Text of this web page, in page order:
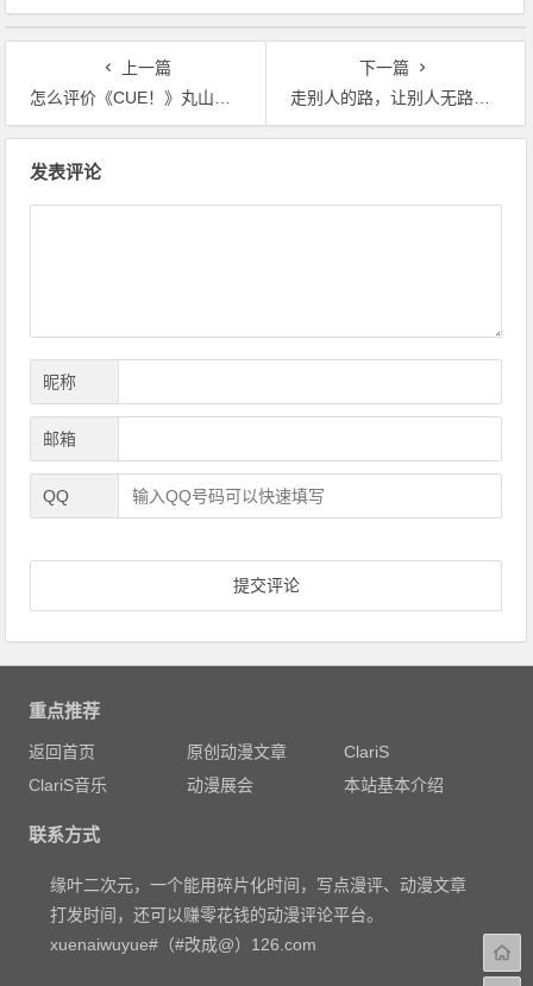
上一篇
怎么评价《CUE！》丸山利恵：暗中观察的中二病恶魔
下一篇
走别人的路，让别人无路可走，这部新番的矛盾点就是最大的看点
发表评论
昵称
邮箱
QQ
重点推荐
返回首页 原创动漫文章
ClariS
ClariS音乐
动漫展会 本站基本介绍
联系方式
缘叶二次元，一个能用碎片化时间，写点漫评、动漫文章
打发时间，还可以赚零花钱的动漫评论平台。
xuenaiwuyue#（#改成@）126.com